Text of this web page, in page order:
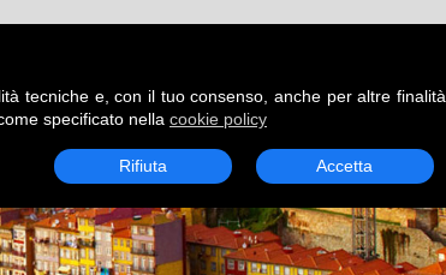
tecniche e, con il tuo consenso, anche per altre finalità
specificato nella cookie policy
Rifiuta Accetta